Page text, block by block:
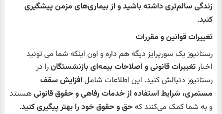
زندگی سالم‌تری داشته باشید و از بیماری‌های مزمن پیشگیری
کنید.
تغییرات قوانین و مقررات
رستانیوز یک سورپرایز دیگه هم داره و اون اینکه شما می تونید
اخبارتغییرات قانونی و اصلاحات بیمه‌ای بازنشستگانرا در
رستانیوز دنبالش کنید. این اطلاعات شامل افزایش سقف
مستمری، شرایط استفاده از خدمات رفاهی و حقوق قانونیهستند
و به شما کمک می‌کنند کهحق و حقوق خود را بهتر پیگیری کنید.